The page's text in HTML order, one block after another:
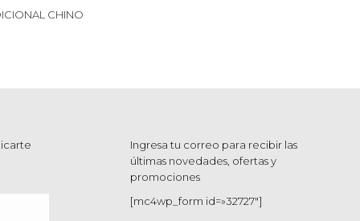
CHINO
Ingresa tu correo para recibir las
últimas novedades, ofertas y
promociones
[mc4wp_form id=»32727″]